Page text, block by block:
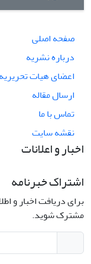
صفحه اصلی
درباره نشریه
اعضای هیات تحریریه
ارسال مقاله
تماس با ما
نقشه سایت
اخبار و اعلانات
اشتراک خبرنامه
برای دریافت اخبار و
مشترک شوید.